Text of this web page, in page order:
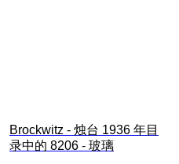
Brockwitz - 烛台 1936 年目
录中的 8206 - 玻璃